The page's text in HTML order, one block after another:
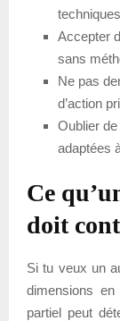
Accepter
sans
Ne pas
d’action
Oublier
adaptées
Ce
doit
Si tu veux un
dimensions
partiel peut